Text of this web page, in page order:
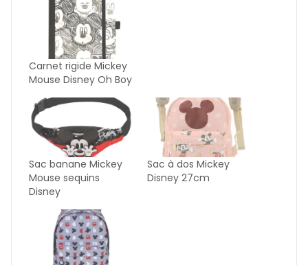
Carnet rigide Mickey
Mouse Disney Oh Boy
Sac banane Mickey
Mouse sequins
Disney
Sac à dos Mickey
Disney 27cm